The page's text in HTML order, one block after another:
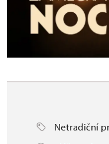
Netradiční